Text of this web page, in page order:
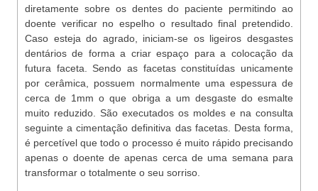
diretamente sobre os dentes do paciente permitindo ao
doente verificar no espelho o resultado final pretendido.
Caso esteja do agrado, iniciam-se os ligeiros desgastes
dentários de forma a criar espaço para a colocação da
futura faceta. Sendo as facetas constituídas unicamente
por cerâmica, possuem normalmente uma espessura de
cerca de 1mm o que obriga a um desgaste do esmalte
muito reduzido. São executados os moldes e na consulta
seguinte a cimentação definitiva das facetas. Desta forma,
é percetível que todo o processo é muito rápido precisando
apenas o doente de apenas cerca de uma semana para
transformar o totalmente o seu sorriso.